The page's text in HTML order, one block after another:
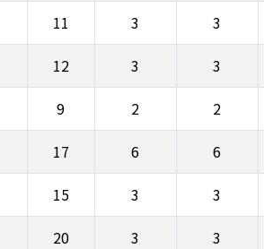
11 3 3
12 3 3
9 2 2
17 6 6
15 3 3
20 3 3